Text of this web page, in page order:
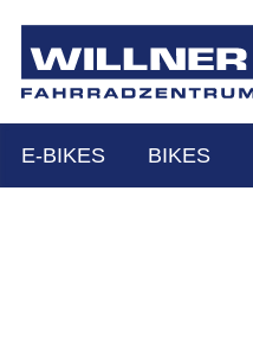
E-BIKES BIKES